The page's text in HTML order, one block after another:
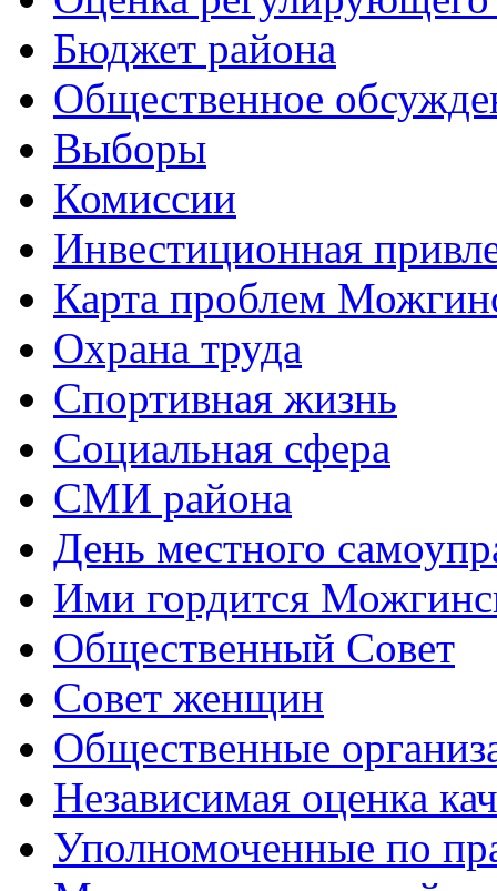
Бюджет района
Общественное
Выборы
Комиссии
Инвестиционная
Карта проблем
Охрана труда
Спортивная жизнь
Социальная сфера
СМИ района
День местного
Ими гордится
Общественный Совет
Совет женщин
Общественные
Независимая оценка
Уполномоченные по